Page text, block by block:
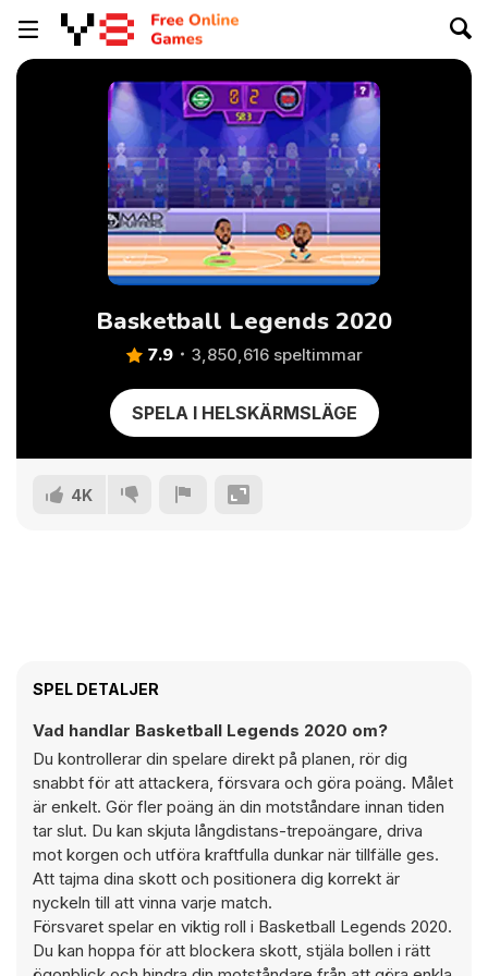
Basketball Legends 2020
7.9 3,850,616 speltimmar
SPELA I HELSKÄRMSLÄGE
4K
SPEL DETALJER
Vad handlar Basketball Legends 2020 om?
Du kontrollerar din spelare direkt på planen, rör dig
snabbt för att attackera, försvara och göra poäng. Målet
är enkelt. Gör fler poäng än din motståndare innan tiden
tar slut. Du kan skjuta långdistans-trepoängare, driva
mot korgen och utföra kraftfulla dunkar när tillfälle ges.
Att tajma dina skott och positionera dig korrekt är
nyckeln till att vinna varje match.
Försvaret spelar en viktig roll i Basketball Legends 2020.
Du kan hoppa för att blockera skott, stjäla bollen i rätt